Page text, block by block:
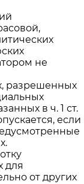
не
разрешенных
в ч. 1 ст.
если
для
от других